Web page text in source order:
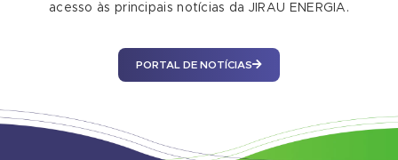
acesso às principais notícias da JIRAU ENERGIA.
PORTAL DE NOTÍCIAS